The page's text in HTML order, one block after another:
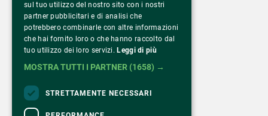
Via Monte Rosa 81
Tel.02 43 822 379
sul tuo utilizzo del nostro sito con i nostri
partner pubblicitari e di analisi che
potrebbero combinarle con altre informazioni
che hai fornito loro o che hanno raccolto dal
tuo utilizzo dei loro servizi. Leggi di più
MOSTRA TUTTI I PARTNER (1658) →
STRETTAMENTE NECESSARI